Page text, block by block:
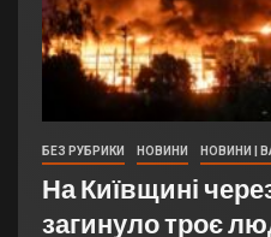
БЕЗ РУБРИКИ НОВИНИ НОВИНИ |
На Київщині
загинуло троє